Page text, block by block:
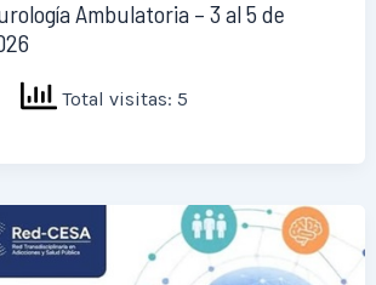
Ambulatoria – 3 al 5 de
Total visitas: 5